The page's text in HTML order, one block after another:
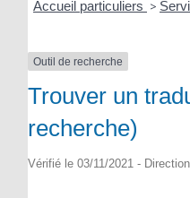
Accueil particuliers >
Outil de recherche
Trouver un
recherche)
Vérifié le 03/11/2021 -